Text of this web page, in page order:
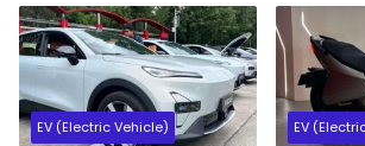
EV (Electric Vehicle) EV